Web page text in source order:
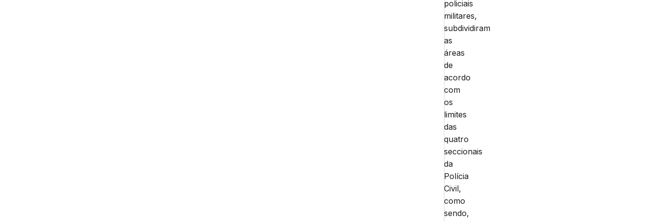
policiais
militares,
subdividiram
as
áreas
de
acordo
com
os
limites
das
quatro
seccionais
da
Polícia
Civil,
como
sendo,